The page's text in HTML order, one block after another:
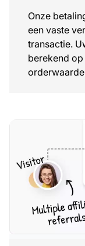
Onze
een vaste
transactie.
berekend